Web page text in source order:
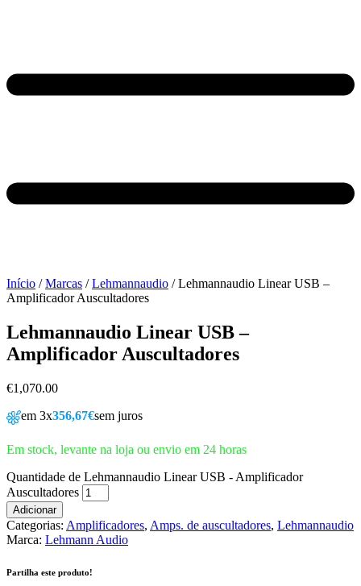
Início /Marcas /Lehmannaudio / Lehmannaudio Linear USB –
Amplificador Auscultadores
Lehmannaudio Linear USB –
Amplificador Auscultadores
€1,070.00
em 3x356,67€sem juros
Em stock, levante na loja ou envio em 24 horas
Quantidade de Lehmannaudio Linear USB - Amplificador
Auscultadores
Adicionar
Categorias: Amplificadores, Amps. de auscultadores, Lehmannaudio
Marca: Lehmann Audio
Partilha este produto!